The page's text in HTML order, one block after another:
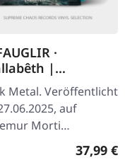
·
|
BLACK 2LP
Metal. Veröffentlicht
auf
Morti
Transparent
37,99 €